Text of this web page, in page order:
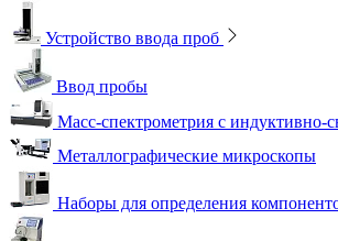
Устройство ввода проб
Ввод пробы
Масс-спектрометрия с индуктивно-
Металлографические микроскопы
Наборы для определения